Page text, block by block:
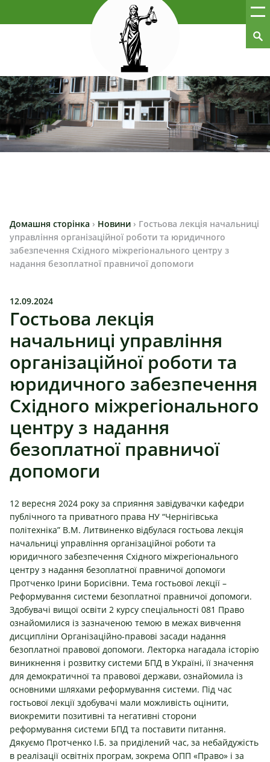
Домашня сторінка › Новини › Гостьова лекція начальниці
управління організаційної роботи та юридичного
забезпечення Східного міжрегіонального центру з
надання безоплатної правничої допомоги
12.09.2024
Гостьова лекція
начальниці управління
організаційної роботи та
юридичного забезпечення
Східного міжрегіонального
центру з надання
безоплатної правничої
допомоги
12 вересня 2024 року за сприяння завідувачки кафедри
публічного та приватного права НУ “Чернігівська
політехніка” В.М. Литвиненко відбулася гостьова лекція
начальниці управління організаційної роботи та
юридичного забезпечення Східного міжрегіонального
центру з надання безоплатної правничої допомоги
Протченко Ірини Борисівни. Тема гостьової лекції –
Реформування системи безоплатної правничої допомоги.
Здобувачі вищої освіти 2 курсу спеціальності 081 Право
ознайомилися із зазначеною темою в межах вивчення
дисципліни Організаційно-правові засади надання
безоплатної правової допомоги. Лекторка нагадала історію
виникнення і розвитку системи БПД в Україні, її значення
для демократичної та правової держави, ознайомила із
основними шляхами реформування системи. Під час
гостьової лекції здобувачі мали можливість оцінити,
виокремити позитивні та негативні сторони
реформування системи БПД та поставити питання.
Дякуємо Протченко І.Б. за приділений час, за небайдужість
в реалізації освітніх програм, зокрема ОПП «Право» і за